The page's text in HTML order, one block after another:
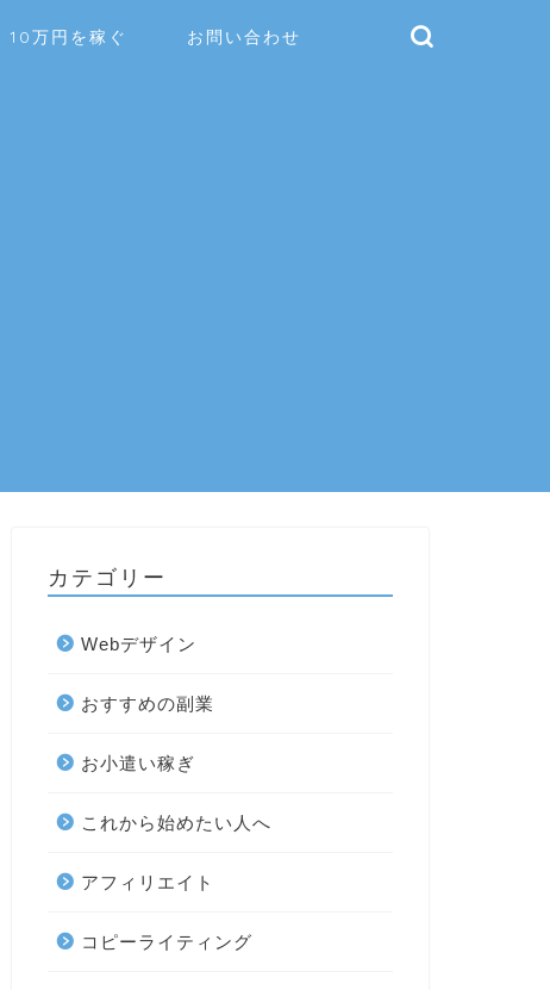
10万円を稼ぐ お問い合わせ
カテゴリー
Webデザイン
おすすめの副業
お小遣い稼ぎ
これから始めたい人へ
アフィリエイト
コピーライティング